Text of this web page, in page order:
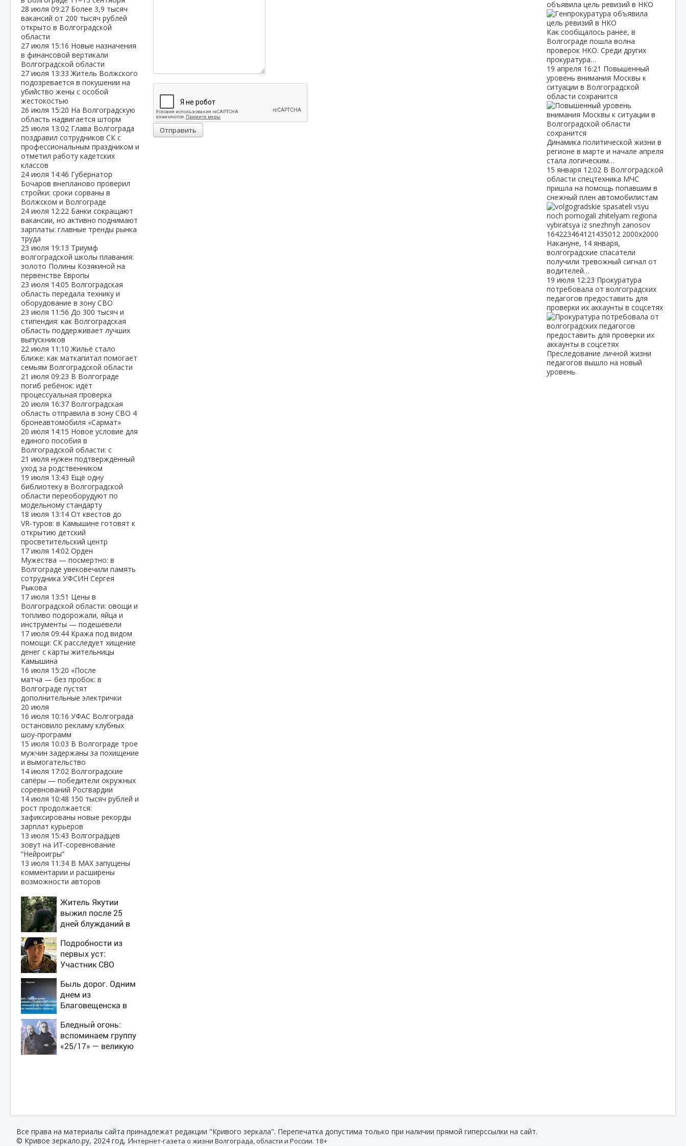
28 июля 09:27 Более 3,9 тысяч
вакансий от 200 тысяч рублей
открыто в Волгоградской
области
27 июля 15:16 Новые назначения
в финансовой вертикали
Волгоградской области
27 июля 13:33Житель Волжского
подозревается в покушении на
убийство жены с особой
жестокостью
26 июля 15:20 На Волгоградскую
область надвигается шторм
25 июля 13:02 Глава Волгограда
поздравил сотрудников СК с
профессиональным праздником и
отметил работу кадетских
классов
24 июля 14:46 Губернатор
Бочаров внепланово проверил
стройки: сроки сорваны в
Волжском и Волгограде
24 июля 12:22 Банки сокращают
вакансии, но активно поднимают
зарплаты: главные тренды рынка
труда
23 июля 19:13 Триумф
волгоградской школы плавания:
золото Полины Козякиной на
первенстве Европы
23 июля 14:05 Волгоградская
область передала технику и
оборудование в зону СВО
23 июля 11:56 До 300 тысяч и
стипендия: как Волгоградская
область поддерживает лучших
выпускников
22 июля 11:10Жильё стало
ближе: как маткапитал помогает
семьям Волгоградской области
21 июля 09:23 В Волгограде
погиб ребёнок: идёт
процессуальная проверка
20 июля 16:37 Волгоградская
область отправила в зону СВО 4
бронеавтомобиля «Сармат»
20 июля 14:15 Новое условие для
единого пособия в
Волгоградской области: с
21 июля нужен подтверждённый
уход за родственником
19 июля 13:43 Ещё одну
библиотеку в Волгоградской
области переоборудуют по
модельному стандарту
18 июля 13:14 От квестов до
VR‑туров: в Камышине готовят к
открытию детский
просветительский центр
17 июля 14:02 Орден
Мужества — посмертно: в
Волгограде увековечили память
сотрудника УФСИН Сергея
Рыкова
17 июля 13:51 Цены в
Волгоградской области: овощи и
топливо подорожали, яйца и
инструменты — подешевели
17 июля 09:44 Кража под видом
помощи: СК расследует хищение
денег с карты жительницы
Камышина
16 июля 15:20 «После
матча — без пробок: в
Волгограде пустят
дополнительные электрички
20 июля
16 июля 10:16 УФАС Волгограда
остановило рекламу клубных
шоу‑программ
15 июля 10:03 В Волгограде трое
мужчин задержаны за похищение
и вымогательство
14 июля 17:02 Волгоградские
сапёры — победители окружных
соревнований Росгвардии
14 июля 10:48 150 тысяч рублей и
рост продолжается:
зафиксированы новые рекорды
зарплат курьеров
13 июля 15:43 Волгоградцев
зовут на ИТ‑соревнование
“Нейроигры”
13 июля 11:34 В МАХ запущены
комментарии и расширены
возможности авторов
Житель Якутии
выжил после 25
дней блужданий в
Подробности из
первых уст:
Участник СВО
спасло его в
схватке с медведем
Быль дорог. Одним
днем из
Благовещенска в
и почему утке по-
пекински запретили
переходить границу
Бледный огонь:
вспоминаем группу
«25/17» — великую
Отправить
объявила цель ревизий в НКО
Как сообщалось ранее, в
Волгограде пошла волна
проверок НКО. Среди других
прокуратура…
19 апреля 16:21 Повышенный
уровень внимания Москвы к
ситуации в Волгоградской
области сохранится
Динамика политической жизни в
регионе в марте и начале апреля
стала логическим…
15 января 12:02 В Волгоградской
области спецтехника МЧС
пришла на помощь попавшим в
снежный плен автомобилистам
Накануне, 14 января,
волгоградские спасатели
получили тревожный сигнал от
водителей…
19 июля 12:23 Прокуратура
потребовала от волгоградских
педагогов предоставить для
проверки их аккаунты в соцсетях
Преследование личной жизни
педагогов вышло на новый
уровень.
Все права на материалы сайта принадлежат редакции "Кривого зеркала". Перепечатка допустима только при наличии прямой гиперссылки на сайт.
© Кривое зеркало.ру, 2024 год, Интернет-газета о жизни Волгограда, области и России. 18+